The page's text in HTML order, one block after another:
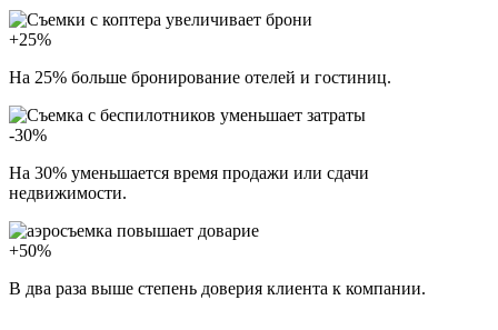
+25%
На 25% больше бронирование отелей и гостиниц.
-30%
На 30% уменьшается время продажи или сдачи
недвижимости.
+50%
В два раза выше степень доверия клиента к компании.